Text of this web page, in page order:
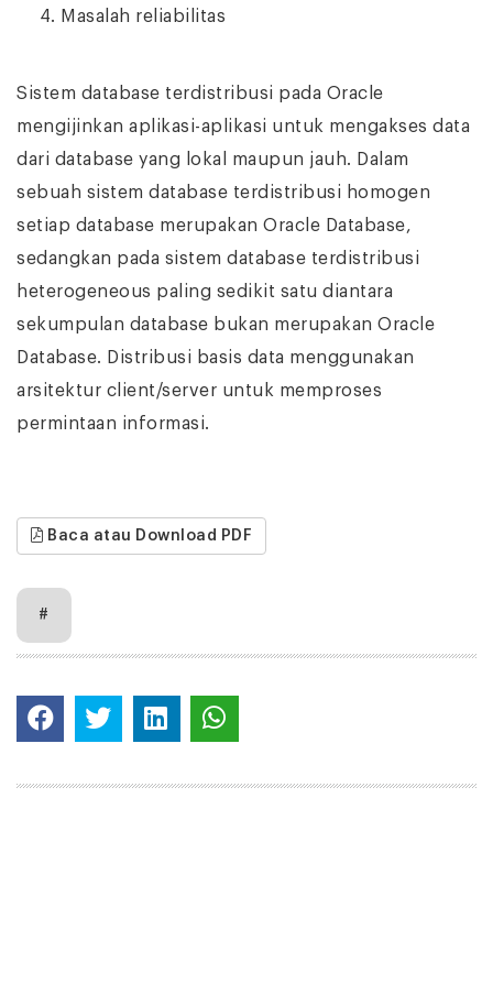
Masalah reliabilitas
Sistem database terdistribusi pada Oracle
mengijinkan aplikasi-aplikasi untuk mengakses data
dari database yang lokal maupun jauh. Dalam
sebuah sistem database terdistribusi homogen
setiap database merupakan Oracle Database,
sedangkan pada sistem database terdistribusi
heterogeneous paling sedikit satu diantara
sekumpulan database bukan merupakan Oracle
Database. Distribusi basis data menggunakan
arsitektur client/server untuk memproses
permintaan informasi.
Baca atau Download PDF
#